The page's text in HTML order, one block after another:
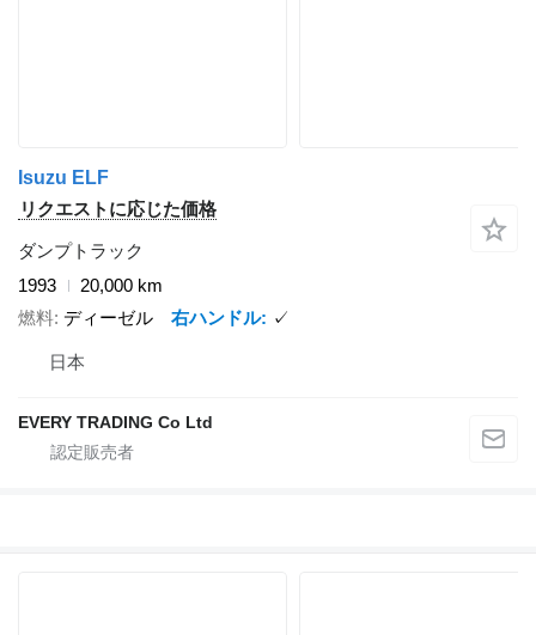
Isuzu ELF
リクエストに応じた価格
ダンプトラック
1993
20,000 km
燃料 ディーゼル 右ハンドル ✓
日本
EVERY TRADING Co Ltd